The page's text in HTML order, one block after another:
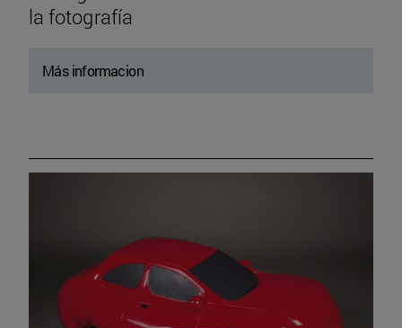
la fotografía
Más informacion